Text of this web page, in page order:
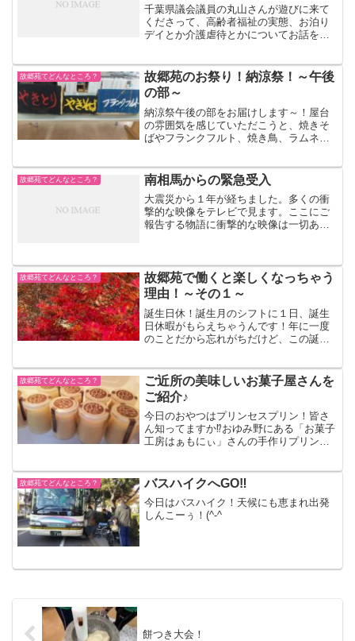
千葉県議会議員の丸山さんが遊びに来て
くださって、高齢者福祉の実態、お泊り
デイとか介護虐待とかについてお話をし
れ、丸山さんは中野で生まれ。私が国立
で学び、丸山さんは立川で...
故郷苑てどんなところ？
故郷苑のお祭り！納涼祭！～午後
の部～
納涼祭午後の部をお届けします～！屋台
の雰囲気を感じていただこうと、焼きそ
ばやフランクフルト、焼き鳥、ラムネを
昼ご飯が終わったら、千本引きです！長
～い紐を引っ張...
故郷苑てどんなところ？ 南相馬からの緊急受入
大震災から１年が経ちました。多くの衝
撃的な映像をテレビで見ます。ここにご
報告する物語に衝撃的な映像は一切あり
故郷苑てどんなところ？
故郷苑で働くと楽しくなっちゃう
理由！～その１～
誕生日休！誕生月のシフトに１日、誕生
日休暇がもらえちゃうんです！年に一度
のことだから忘れがちだけど、この誕生
って三峰神社の紅葉を観に行きました！
綺麗だったなぁ～(#^....
故郷苑てどんなところ？
ご近所の美味しいお菓子屋さんを
ご紹介♪
今日のおやつはプリンセスプリン！皆さ
ん知ってますか⁉おゆみ野にある「お菓子
工房はぁもにぃ」さんの手作りプリンな
しぃ味と濃厚なクリームのような舌触り
が魅力です！皆さん...
故郷苑てどんなところ？ バスハイクへGO‼
今日はバスハイク！天候にも恵まれ出発
しんこーぅ！(^-^ゞ
餅つき大会！